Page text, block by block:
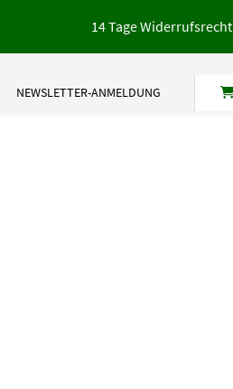
14 Tage Widerrufsrecht
NEWSLETTER-ANMELDUNG